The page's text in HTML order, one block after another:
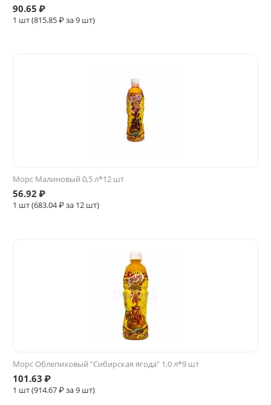
90.65 ₽
1 шт (815.85₽ за 9 шт)
Морс Малиновый 0,5 л*12 шт
56.92 ₽
1 шт (683.04₽ за 12 шт)
Морс Облепиховый "Сибирская ягода" 1,0 л*9 шт
101.63 ₽
1 шт (914.67₽ за 9 шт)